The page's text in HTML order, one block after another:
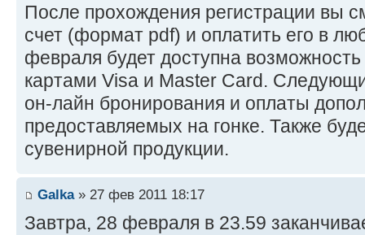
После прохождения регистрации вы
счет (формат pdf) и оплатить его в
февраля будет доступна
картами Visa и Master Card.
он-лайн бронирования и оплаты
предоставляемых на гонке. Также
сувенирной продукции.
Galka» 27 фев 2011 18:17
Завтра, 28 февраля в 23.59